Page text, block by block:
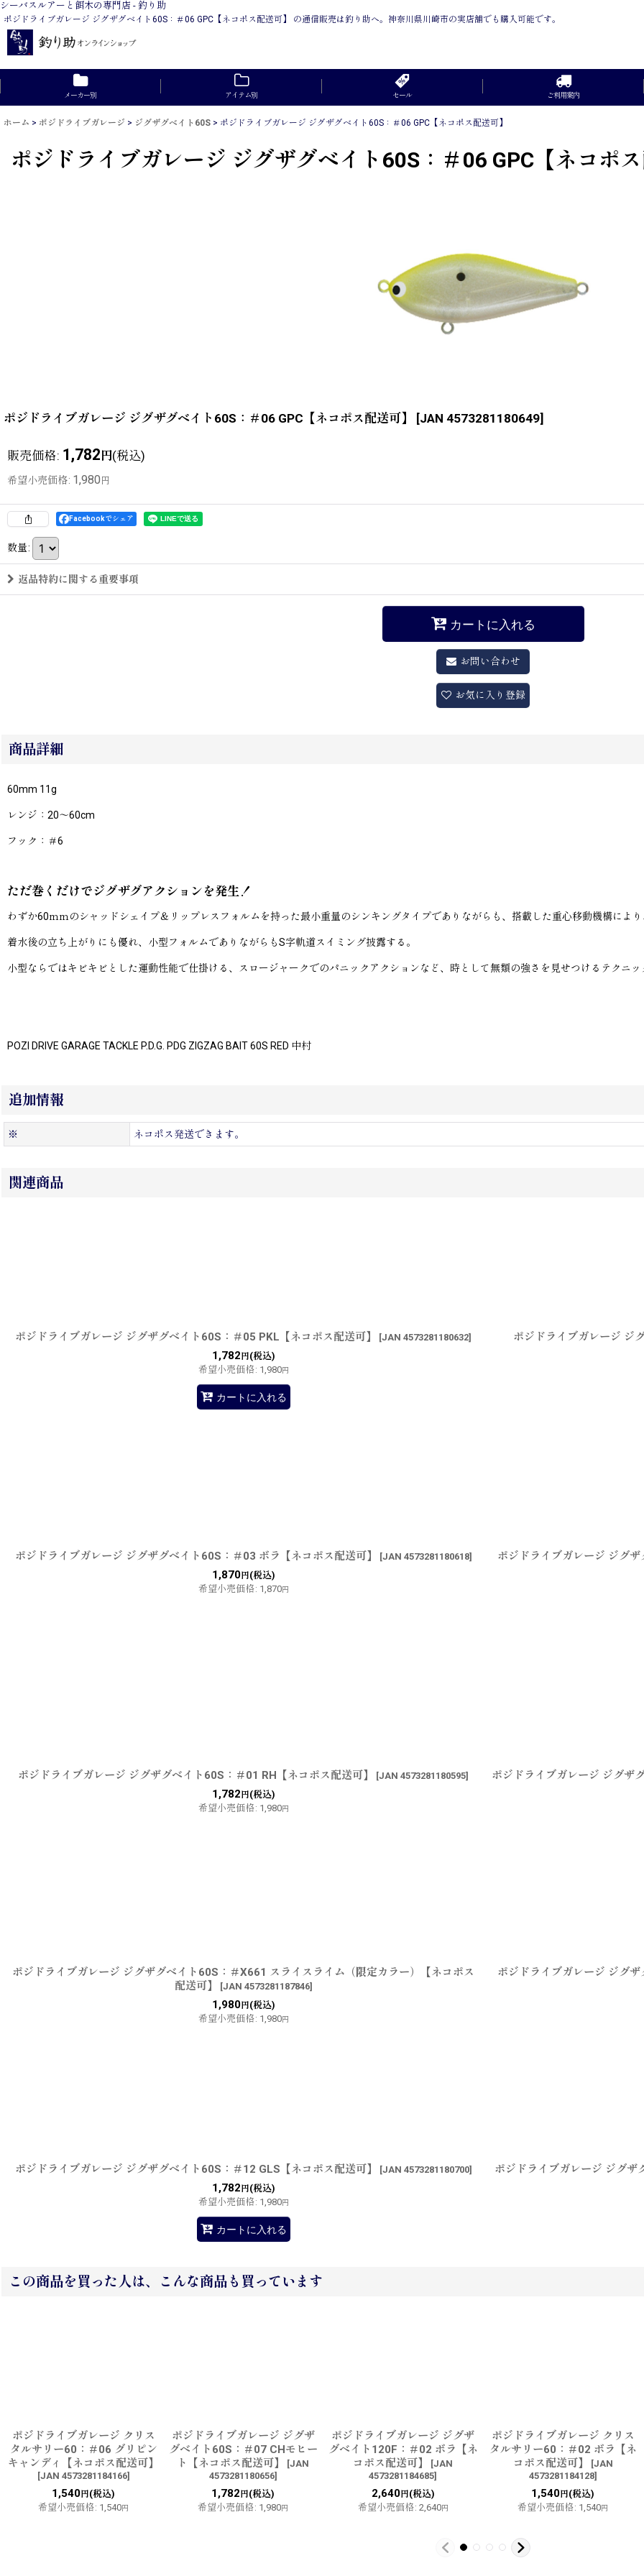
シーバスルアーと餌木の専門店 - 釣り助
ポジドライブガレージ ジグザグベイト60S：＃06 GPC【ネコポス配送可】 の通信販売は釣り助へ。神奈川県川崎市の実店舗でも購入可能です。
メーカー別 アイテム別 セール ご利用案内
ホーム > ポジドライブガレージ > ジグザグベイト60S > ポジドライブガレージ ジグザグベイト60S：＃06 GPC【ネコポス配送可】
ポジドライブガレージ ジグザグベイト60S：＃06 GPC【ネコポス
ポジドライブガレージ ジグザグベイト60S：＃06 GPC【ネコポス配送可】 [JAN 4573281180649]
販売価格: 1,782円(税込)
希望小売価格: 1,980 円
Facebookでシェア
数量:
返品特約に関する重要事項
カートに入れる
お問い合わせ
お気に入り登録
商品詳細
60mm 11g
レンジ：20〜60cm
フック：＃6
ただ巻くだけでジグザグアクションを発生！
わずか60ｍｍのシャッドシェイプ＆リップレスフォルムを持った最小重量のシンキングタイプでありながらも、搭載した重心移動機構により
着水後の立ち上がりにも優れ、小型フォルムでありながらもS字軌道スイミング披露する。
小型ならではキビキビとした運動性能で仕掛ける、スロージャークでのパニックアクションなど、時として無類の強さを見せつけるテクニッ
POZI DRIVE GARAGE TACKLE P.D.G. PDG ZIGZAG BAIT 60S RED 中村
追加情報
※ ネコポス発送できます。
関連商品
ポジドライブガレージ ジグザグベイト60S：＃05 PKL【ネコポス配送可】 [JAN 4573281180632]
1,782 円(税込)
希望小売価格: 1,980円
カートに入れる
ポジドライブガレージ ジ
ポジドライブガレージ ジグザグベイト60S：＃03 ボラ【ネコポス配送可】 [JAN 4573281180618]
1,870円(税込)
希望小売価格: 1,870円
ポジドライブガレージ ジグザ
ポジドライブガレージ ジグザグベイト60S：＃01 RH【ネコポス配送可】 [JAN 4573281180595]
1,782 円(税込)
希望小売価格: 1,980円
ポジドライブガレージ ジグザ
ポジドライブガレージ ジグザグベイト60S：＃X661 スライスライム（限定カラー）【ネコポス
配送可】
[JAN 4573281187846]
1,980円(税込)
希望小売価格: 1,980円
ポジドライブガレージ ジグ
ポジドライブガレージ ジグザグベイト60S：＃12 GLS【ネコポス配送可】 [JAN 4573281180700]
1,782 円(税込)
希望小売価格: 1,980円
カートに入れる
ポジドライブガレージ ジグザ
この商品を買った人は、こんな商品も買っています
ポジドライブガレージ クリス
タルサリー60：＃06 グリピン
キャンディ【ネコポス配送可】
[JAN 4573281184166]
1,540 円(税込)
希望小売価格: 1,540円
ポジドライブガレージ ジグザ
グベイト60S：＃07 CHモヒー
ト【ネコポス配送可】
[JAN
4573281180656]
1,782 円(税込)
希望小売価格: 1,980円
ポジドライブガレージ ジグザ
グベイト120F：＃02 ボラ【ネ
コポス配送可】
[JAN
4573281184685]
2,640円(税込)
希望小売価格: 2,640円
ポジドライブガレージ クリス
タルサリー60：＃02 ボラ【ネ
コポス配送可】
[JAN
4573281184128]
1,540 円(税込)
希望小売価格: 1,540円